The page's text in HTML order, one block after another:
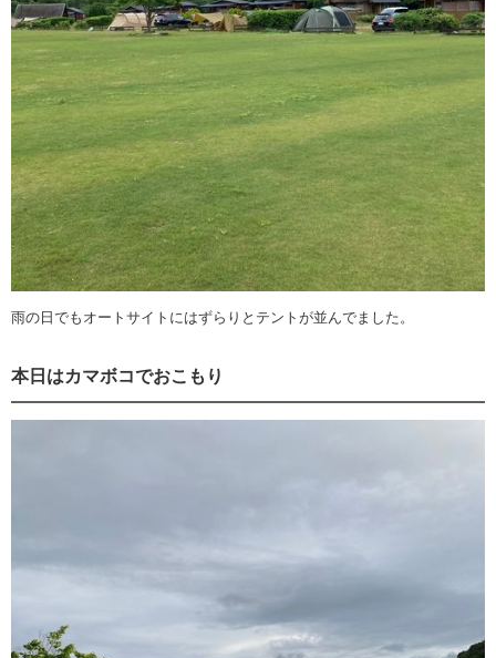
雨の日でもオートサイトにはずらりとテントが並んでました。
本日はカマボコでおこもり